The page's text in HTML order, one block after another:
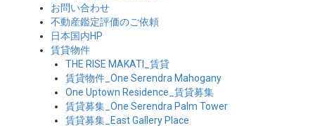
お問い合わせ
不動産鑑定評価のご依頼
日本国内HP
賃貸物件
THE RISE MAKATI_賃貸
賃貸物件_One Serendra Mahogany
One Uptown Residence_賃貸募集
賃貸募集_One Serendra Palm Tower
賃貸募集_East Gallery Place